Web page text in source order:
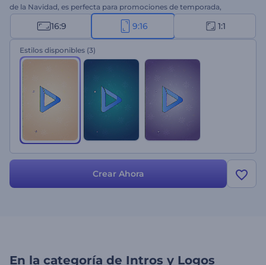
de la Navidad, es perfecta para promociones de temporada,
mensajes navideños y contenido para redes sociales. Personalizarla
es muy sencillo: sube tu logotipo, escribe tu mensaje, elige una
pista de música y selecciona tu estilo de color favorito. ¡Crea ahora!
16:9 9:16 1:1
Estilos disponibles (3)
Crear Ahora
En la categoría de Intros y Logos